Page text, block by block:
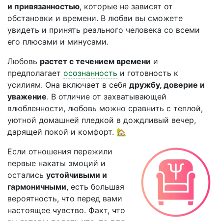
и привязанностью, которые не зависят от
обстановки и времени. В любви вы сможете
увидеть и принять реального человека со всеми
его плюсами и минусами.
Любовь растет с течением времени и
предполагает осознанность и готовность к
усилиям. Она включает в себя дружбу, доверие и
уважение. В отличие от захватывающей
влюбленности, любовь можно сравнить с теплой,
уютной домашней пледкой в дождливый вечер,
дарящей покой и комфорт. 🏡
Если отношения пережили
первые накаты эмоций и
остались устойчивыми и
гармоничными, есть большая
вероятность, что перед вами
настоящее чувство. Факт, что